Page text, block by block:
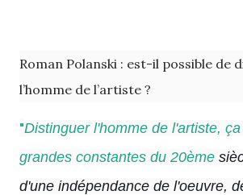
Roman Polanski : est-il possible de
l’homme de l’artiste ?
"Distinguer l'homme de l'artiste,
grandes constantes du 20ème
d'une indépendance de l'oeuvre,